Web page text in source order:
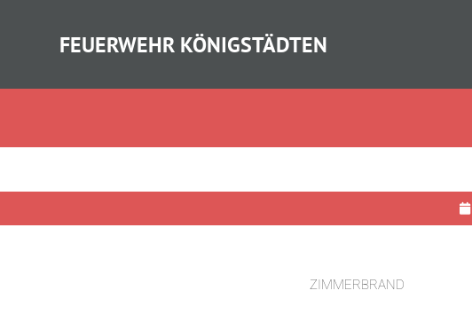
FEUERWEHR KÖNIGSTÄDTEN
ZIMMERBRAND